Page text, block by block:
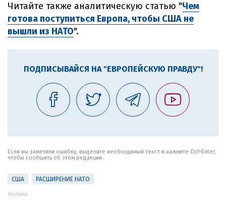
Читайте также аналитическую статью "Чем
готова поступиться Европа, чтобы США не
вышли из НАТО".
ПОДПИСЫВАЙСЯ НА "ЕВРОПЕЙСКУЮ ПРАВДУ"!
Если вы заметили ошибку, выделите необходимый текст и нажмите Ctrl+Enter,
чтобы сообщить об этом редакции.
США РАСШИРЕНИЕ НАТО
РЕКЛАМА: